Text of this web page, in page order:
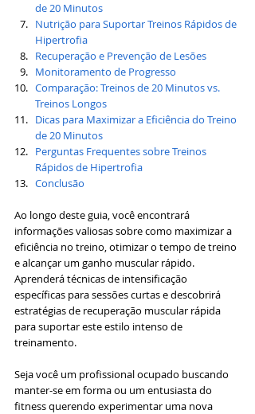
de 20 Minutos
Nutrição para Suportar Treinos Rápidos de
Hipertrofia
Recuperação e Prevenção de Lesões
Monitoramento de Progresso
Comparação: Treinos de 20 Minutos vs.
Treinos Longos
Dicas para Maximizar a Eficiência do Treino
de 20 Minutos
Perguntas Frequentes sobre Treinos
Rápidos de Hipertrofia
Conclusão
Ao longo deste guia, você encontrará
informações valiosas sobre como maximizar a
eficiência no treino, otimizar o tempo de treino
e alcançar um ganho muscular rápido.
Aprenderá técnicas de intensificação
específicas para sessões curtas e descobrirá
estratégias de recuperação muscular rápida
para suportar este estilo intenso de
treinamento.
Seja você um profissional ocupado buscando
manter-se em forma ou um entusiasta do
fitness querendo experimentar uma nova